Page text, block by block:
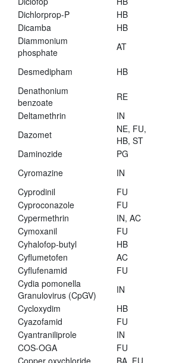
Dichlorprop-P
HB
Dicamba
HB
Diammonium
phosphate
AT
Desmedipham HB
Denathonium
benzoate
RE
Deltamethrin
IN
Dazomet
NE, FU,
HB, ST
Daminozide
PG
Cyromazine
IN
Cyprodinil
FU
Cyproconazole
FU
Cypermethrin
IN, AC
Cymoxanil
FU
Cyhalofop-butyl
HB
Cyflumetofen
AC
Cyflufenamid
FU
Cydia pomonella
Granulovirus (CpGV)
IN
Cycloxydim
HB
Cyazofamid
FU
Cyantraniliprole
IN
COS-OGA
FU